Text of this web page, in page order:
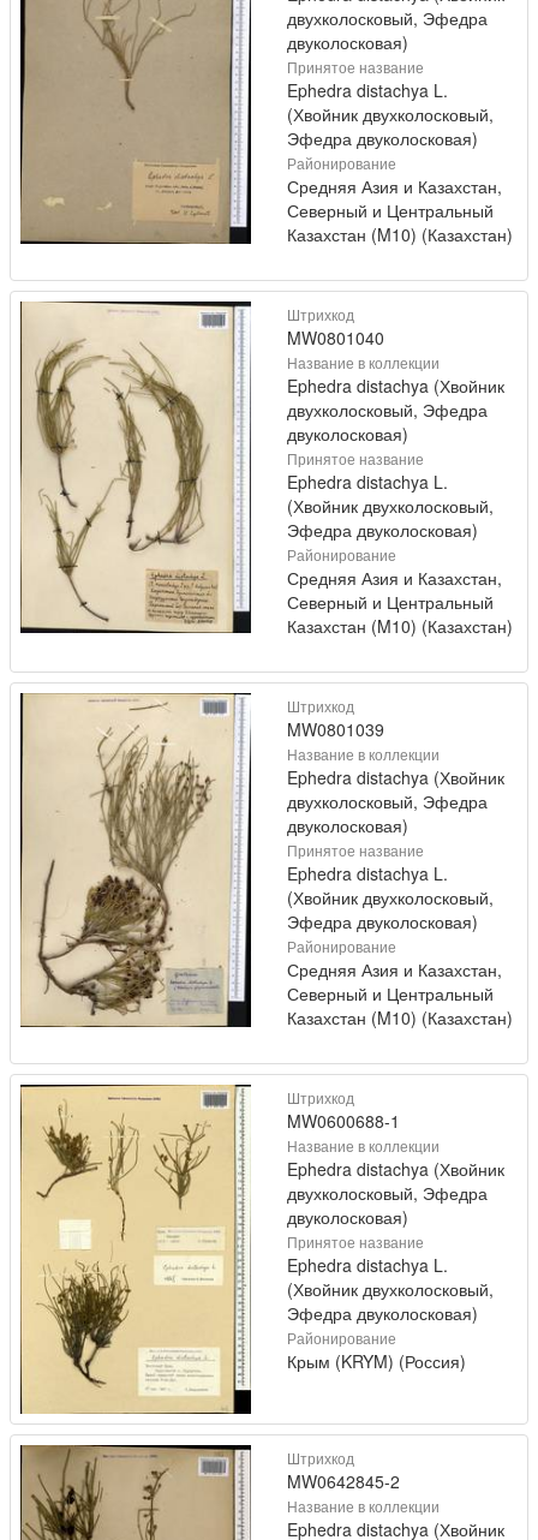
двухколосковый, Эфедра
двуколосковая)
Принятое название
Ephedra distachya L.
(Хвойник двухколосковый,
Эфедра двуколосковая)
Районирование
Средняя Азия и Казахстан,
Северный и Центральный
Казахстан (M10) (Казахстан)
Штрихкод
MW0801040
Название в коллекции
Ephedra distachya (Хвойник
двухколосковый, Эфедра
двуколосковая)
Принятое название
Ephedra distachya L.
(Хвойник двухколосковый,
Эфедра двуколосковая)
Районирование
Средняя Азия и Казахстан,
Северный и Центральный
Казахстан (M10) (Казахстан)
Штрихкод
MW0801039
Название в коллекции
Ephedra distachya (Хвойник
двухколосковый, Эфедра
двуколосковая)
Принятое название
Ephedra distachya L.
(Хвойник двухколосковый,
Эфедра двуколосковая)
Районирование
Средняя Азия и Казахстан,
Северный и Центральный
Казахстан (M10) (Казахстан)
Штрихкод
MW0600688-1
Название в коллекции
Ephedra distachya (Хвойник
двухколосковый, Эфедра
двуколосковая)
Принятое название
Ephedra distachya L.
(Хвойник двухколосковый,
Эфедра двуколосковая)
Районирование
Крым (KRYM) (Россия)
Штрихкод
MW0642845-2
Название в коллекции
Ephedra distachya (Хвойник